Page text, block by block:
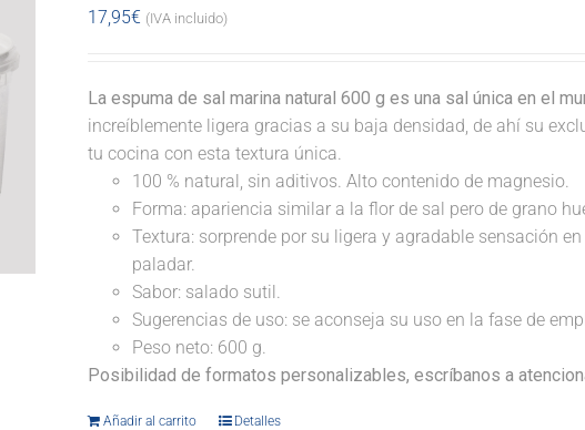
17,95€ (IVA incluido)
La espuma de sal marina natural 600 g es una sal única en el
increíblemente ligera gracias a su baja densidad, de ahí su
tu cocina con esta textura única.
100 % natural, sin aditivos. Alto contenido de magnesio.
Forma: apariencia similar a la flor de sal pero de grano
Textura: sorprende por su ligera y agradable sensación
paladar.
Sabor: salado sutil.
Sugerencias de uso: se aconseja su uso en la fase de
Peso neto: 600 g.
Posibilidad de formatos personalizables, escríbanos a
Añadir al carrito Detalles